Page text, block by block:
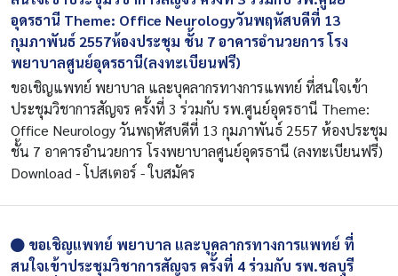
อุดรธานี Theme: Office Neurologyวันพฤหัสบดีที่ 13
กุมภาพันธ์ 2557ห้องประชุม ชั้น 7 อาคารอำนวยการ โรง
พยาบาลศูนย์อุดรธานี(ลงทะเบียนฟรี)
ขอเชิญแพทย์ พยาบาล และบุคลากรทางการแพทย์ ที่สนใจเข้า
ประชุมวิชาการสัญจร ครั้งที่ 3 ร่วมกับ รพ.ศูนย์อุดรธานี Theme:
Office Neurology วันพฤหัสบดีที่ 13 กุมภาพันธ์ 2557 ห้องประชุม
ชั้น 7 อาคารอำนวยการ โรงพยาบาลศูนย์อุดรธานี (ลงทะเบียนฟรี)
Download - โปสเตอร์ - ใบสมัคร
ขอเชิญแพทย์ พยาบาล และบุคลากรทางการแพทย์ ที่
สนใจเข้าประชุมวิชาการสัญจร ครั้งที่ 4 ร่วมกับ รพ.ชลบุรี